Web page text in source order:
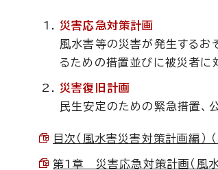
災害応急対策計画
風水害等の災害が発生するお
るための措置並びに被災者に
災害復旧計画
民生安定のための緊急措置、
目次（風水害災害対策計画編
第1章 災害応急対策計画（風